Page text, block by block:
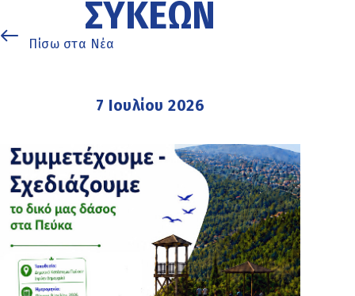
ΣΥΚΕΏΝ
Πίσω στα Νέα
7 Ιουλίου 2026